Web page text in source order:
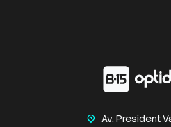
home_pin
Av. President